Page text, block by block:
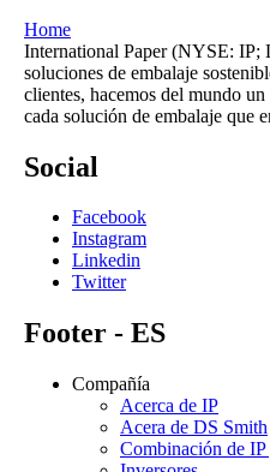
Home
International Paper (NYSE: IP;
soluciones de embalaje
clientes, hacemos del mundo
cada solución de embalaje que
Social
Facebook
Instagram
Linkedin
Twitter
Footer - ES
Compañía
Acerca de IP
Acera de DS Smith
Combinación de